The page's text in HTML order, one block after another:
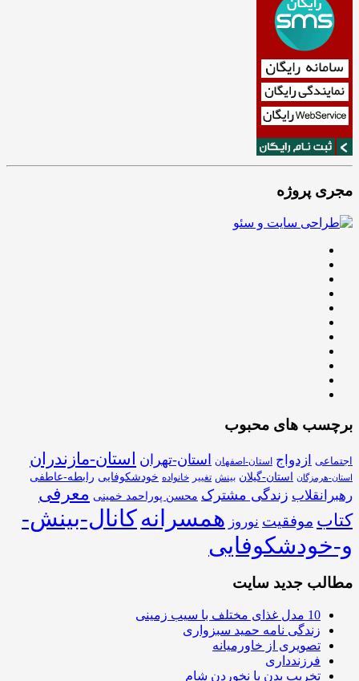
مجری پروژه
برچسب های محبوب
اجتماعی ازدواج استان-اصفهان استان-تهران استان-مازندران
استان-هرمزگان استان-گیلان بینش تغییر خانواده خودشکوفایی رابطه-عاطفی
رهبرانقلاب زندگی مشترک محسن پوراحمد خمینی معرفی
کتاب موفقیت نوروز همسرانهکانال-بینش-
و-خودشکوفایی
مطالب جدید سایت
10 مدل غذای مختلف با سیب زمینی
زندگی نامه حمید سبزواری
تصویری از خاورمیانه
فرزندداری
تخریب بدن با نخوردن شام